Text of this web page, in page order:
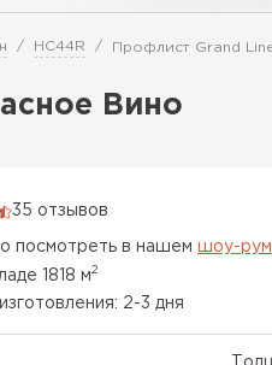
Тип товара
HC44R Профлист Grand
Вино
35 отзывов
посмотреть в нашем шоу-
1818 м2
2-3 дня